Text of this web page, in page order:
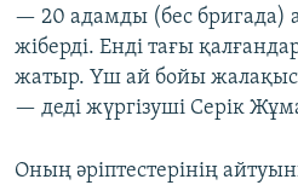
— 20 адамды (бес бригада)
жіберді. Енді тағы
жатыр. Үш ай бойы
— деді жүргізуші Серік
Оның әріптестерінің